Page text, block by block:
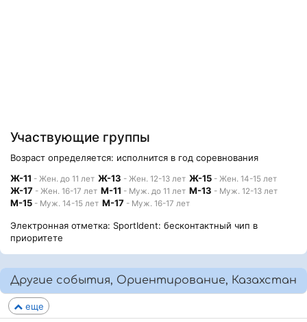
Участвующие группы
Возраст определяется: исполнится в год соревнования
Ж-11 - Жен. до 11 лет Ж-13 - Жен. 12-13 лет Ж-15 - Жен. 14-15 лет
Ж-17 - Жен. 16-17 лет М-11 - Муж. до 11 лет М-13 - Муж. 12-13 лет
М-15 - Муж. 14-15 лет М-17 - Муж. 16-17 лет
Электронная отметка: SportIdent: бесконтактный чип в
приоритете
Другие события, Ориентирование, Казахстан
еще